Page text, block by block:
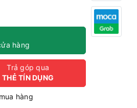
hàng
Trả góp qua
THẺ TÍN DỤNG
hàng